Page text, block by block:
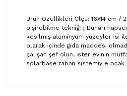
Ürün Özellikleri Ölçü: 16x14 cm /
pişirebilme tekniği ; Buharı
kesilmiş alüminyum yüzeyler ısı
olarak içinde gıda maddesi
çalışan şef olun, ister evinin
solarbase taban sistemiyle ocak